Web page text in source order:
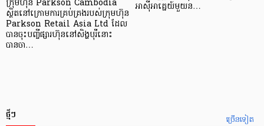
ក្រុមហ៊ុន Parkson Cambodia
ស្ថិតនៅក្រោមការគ្រប់គ្រងរបស់ក្រុមហ៊ុន
Parkson Retail Asia Ltd ដែល
បានចុះបញ្ចីផ្សារហ៊ុននៅសិង្ហបុរីនោះ
បានចា…
អាស៊ី​អាគ្នេយ៍​មួយ​ន…
ច្រើនទៀត
ថ្មីៗ